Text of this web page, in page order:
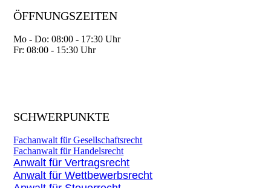
ÖFFNUNGSZEITEN
Mo - Do: 08:00 - 17:30 Uhr
Fr: 08:00 - 15:30 Uhr
SCHWERPUNKTE
Fachanwalt für Gesellschaftsrecht
Fachanwalt für Handelsrecht
Anwalt für Vertragsrecht
Anwalt für Wettbewerbsrecht